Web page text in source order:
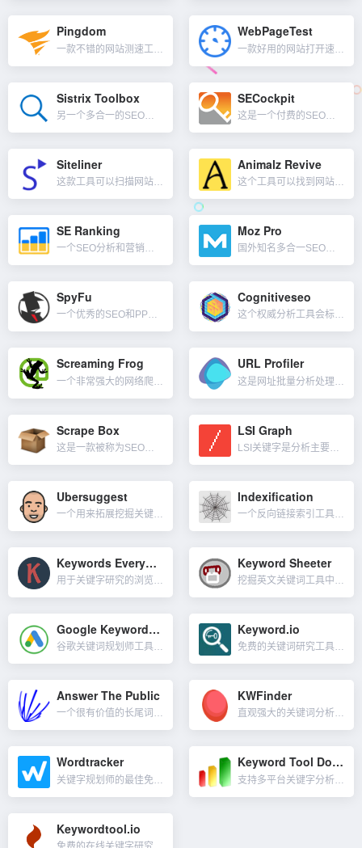
Pingdom WebPageTest
Sistrix Toolbox SECockpit
Siteliner
这款工具可以扫描网站重复的内容，损坏的链接，屏蔽的页面，重定向问题等。免费的 Siteliner 服务仅限于每 30 天扫描一次一个独立站点，每个站点仅限于 250 页，使用 Siteliner Pr...
Animalz Revive
这个工具可以找到网站需要更新和升级的内容。在这个工具没出现之前，我们需要手动在Google Analytics去找到这些页面，有了这个工具，你会得到一系列需要TLC的页面，它甚至能显示你因为不更新内容...
SE Ranking
一个SEO分析和营销工具，可以帮助用户优化网站SEO并提高其在各个搜索引擎中的排名。其主要功能包括关键字排名跟踪，站点审计、流量分析、竞争分析、反向链接查检等，设置和报告的每一步都很直观，并附有清晰有...
Moz Pro
国外知名多合一SEO工具集，一个专门针对世界各地和许多不同方言的本地搜索引擎优化工具。其 Domain Authority 和 Page Authority 常被用于评估网站权重的数据指标。Moz P...
SpyFu
一个优秀的SEO和PPC数据分析工具，不止帮你找到竞争对手所使用的关键字，同时也告诉你他们所投入广告的成本和排名。在SEO方面，提供竞争对手分析、反向链接生成器、关键词研究、排名跟踪、SERP分析、域...
Cognitiveseo
这个权威分析工具会标记所有可能的SEO问题，并提供有关如何解决它们的建议，全面的网站审核，影响Google排名所有页面内和页面外的因素，关键字研究和排名跟踪，内容优化，深入的反向链接分析，Google...
Screaming Frog URL Profiler
Scrape Box LSI Graph
Ubersuggest
一个用来拓展挖掘关键词很不错的工具，这是来自大神Neil Patel（尼尔·帕特尔）的SEO工具。可以理解为是Semrush，Ahrefs这类工具的低配版，最低每月29美金，比较适合预算有限的个人使用...
Indexification
一个反向链接索引工具，主要帮你提升外链收录，如果做谷歌外链多了你会发现，很多外链是很难收录的，这个工具可以提交你发的外链让搜索引擎发现并收录。通过帐户获得的内容：...
Keywords Everywhere
用于关键字研究的浏览器插件，可以安装在Chrome或Firefox上。插件直接在谷歌结果页面显示你搜索的关键词的每月搜索量（Vol）、每次点击费用（cpc）和竞争数据（Comp），同时在结果页面的右边...
Keyword Sheeter
挖掘英文关键词工具中的一个神器，Keyword Sheeter 能联想出大量的相关关键词，关键词来源就是谷歌的搜索自动填充（下拉框）。工具会把下拉框的词汇提取出来，然后再次把词汇放入搜索框中，让它再次...
Google Keywords Planner
谷歌关键词规划师工具，可以查询关键词在Google上的搜索量、竞价情况。可以分不同国家地区进行筛选，得到不同国家地区的关键词流量，对于不同站点的卖家都适用。外界的关键词工具数据来源很多都是来自于Goo...
Keyword.io
免费的关键词研究工具，可以免费获得数百个外贸产品关键词建议！与keywordtool.io类似，但比它更强，可以查看更多的平台的热门长尾关键词，比如它还可以查看Ebay, Alibaba, Fiver...
Answer The Public
一个很有价值的长尾词获取工具，AnswerThePublic用的技术其实很简单。它查看来自Google和Bing的自动建议结果，并自动捕获这些结果。AnswerThePublic最后提供的是一份闪耀的...
KWFinder
直观强大的关键词分析工具，涵盖传统和竞争对手关键字研究，以帮助你找到具有低 SEO 难度、高搜索量的长尾关键字。只需输入对手的域名或 URL，KWFinder 就会向你显示他们排名的最佳关键字。网站五...
Wordtracker Keyword Tool Dominator
Keywordtool.io